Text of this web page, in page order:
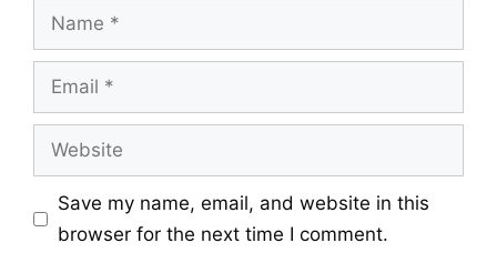
Name
Email
Website
Save my name, email, and website in this
browser for the next time I comment.